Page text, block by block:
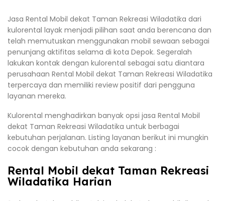
Jasa Rental Mobil dekat Taman Rekreasi Wiladatika dari
kulorental layak menjadi pilihan saat anda berencana dan
telah memutuskan menggunakan mobil sewaan sebagai
penunjang aktifitas selama di kota Depok. Segeralah
lakukan kontak dengan kulorental sebagai satu diantara
perusahaan Rental Mobil dekat Taman Rekreasi Wiladatika
terpercaya dan memiliki review positif dari pengguna
layanan mereka.
Kulorental menghadirkan banyak opsi jasa Rental Mobil
dekat Taman Rekreasi Wiladatika untuk berbagai
kebutuhan perjalanan. Listing layanan berikut ini mungkin
cocok dengan kebutuhan anda sekarang :
Rental Mobil dekat Taman Rekreasi
Wiladatika Harian